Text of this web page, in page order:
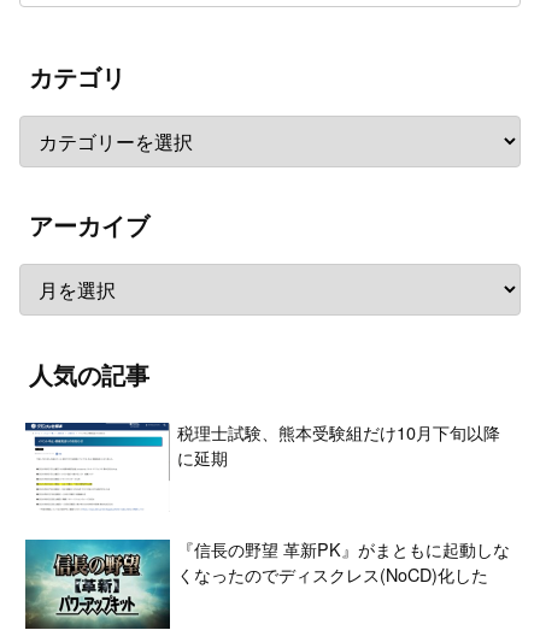
カテゴリ
アーカイブ
人気の記事
税理士試験、熊本受験組だけ10月下旬以降
に延期
『信長の野望 革新PK』がまともに起動しな
くなったのでディスクレス(NoCD)化した